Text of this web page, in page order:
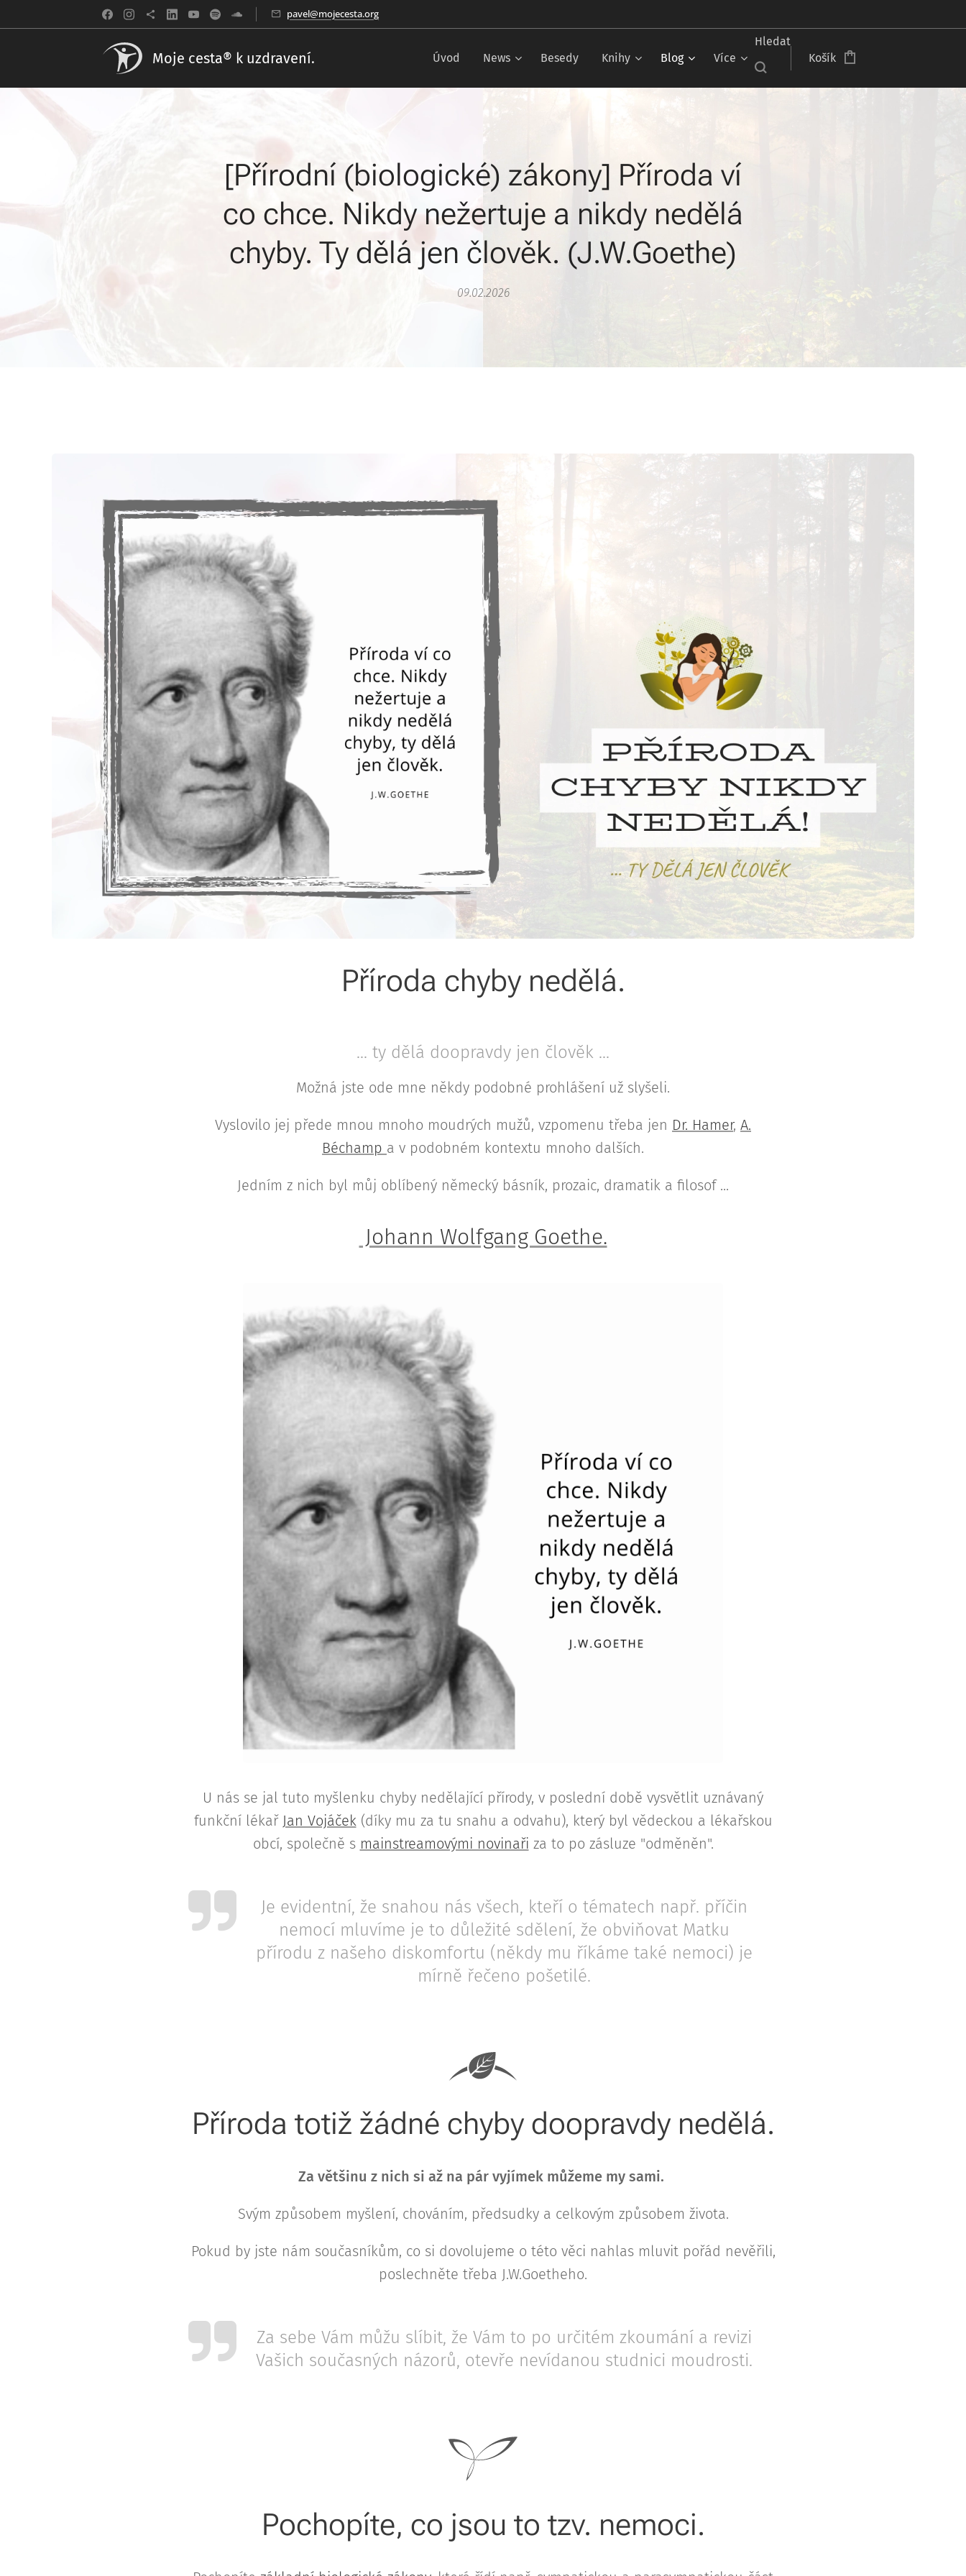
pavel@mojecesta.org
Moje cesta® k uzdravení. Úvod News Besedy Knihy Blog Více
Hledat
Košík
[Přírodní (biologické) zákony] Příroda ví
co chce. Nikdy nežertuje a nikdy nedělá
chyby. Ty dělá jen člověk. (J.W.Goethe)
09.02.2026
Příroda chyby nedělá.
... ty dělá doopravdy jen člověk ...
Možná jste ode mne někdy podobné prohlášení už slyšeli.
Vyslovilo jej přede mnou mnoho moudrých mužů, vzpomenu třeba jen Dr. Hamer, A.
Béchamp a v podobném kontextu mnoho dalších.
Jedním z nich byl můj oblíbený německý básník, prozaic, dramatik a filosof ...
Johann Wolfgang Goethe.
U nás se jal tuto myšlenku chyby nedělající přírody, v poslední době vysvětlit uznávaný
funkční lékař Jan Vojáček (díky mu za tu snahu a odvahu), který byl vědeckou a lékařskou
obcí, společně s mainstreamovými novinaři za to po zásluze "odměněn".
Je evidentní, že snahou nás všech, kteří o tématech např. příčin
nemocí mluvíme je to důležité sdělení, že obviňovat Matku
přírodu z našeho diskomfortu (někdy mu říkáme také nemoci) je
mírně řečeno pošetilé.
Příroda totiž žádné chyby doopravdy nedělá.
Za většinu z nich si až na pár vyjímek můžeme my sami.
Svým způsobem myšlení, chováním, předsudky a celkovým způsobem života.
Pokud by jste nám současníkům, co si dovolujeme o této věci nahlas mluvit pořád nevěřili,
poslechněte třeba J.W.Goetheho.
Za sebe Vám můžu slíbit, že Vám to po určitém zkoumání a revizi
Vašich současných názorů, otevře nevídanou studnici moudrosti.
Pochopíte, co jsou to tzv. nemoci.